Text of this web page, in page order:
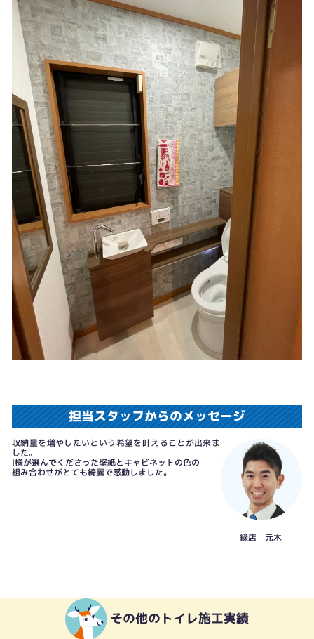
担当スタッフからのメッセージ
収納量を増やしたいという希望を叶えることが出来ま
した。
I様が選んでくださった壁紙とキャビネットの色の
組み合わせがとても綺麗で感動しました。
緑店 元木
その他のトイレ施工実績